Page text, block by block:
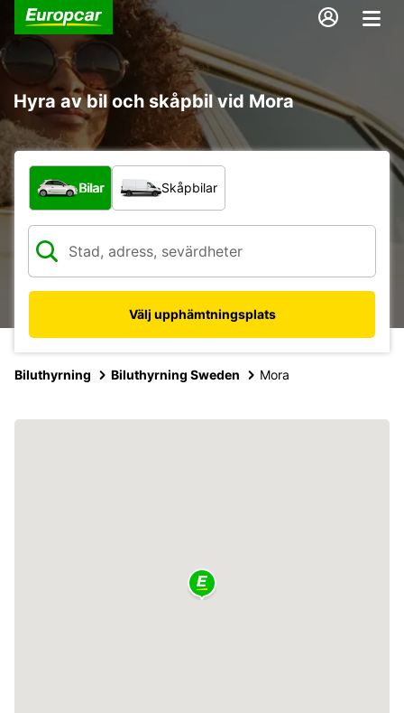
Hyra av bil och skåpbil vid Mora
Vilken typ av fordon?
Bilar Skåpbilar
Välj upphämtningsplats
Biluthyrning Biluthyrning Sweden Mora